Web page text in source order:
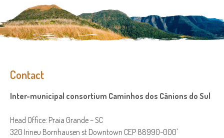
Contact
Inter-municipal consortium Caminhos dos Cânions do Sul
Head Office: Praia Grande – SC
320 Irineu Bornhausen st Downtown CEP 88990-000'